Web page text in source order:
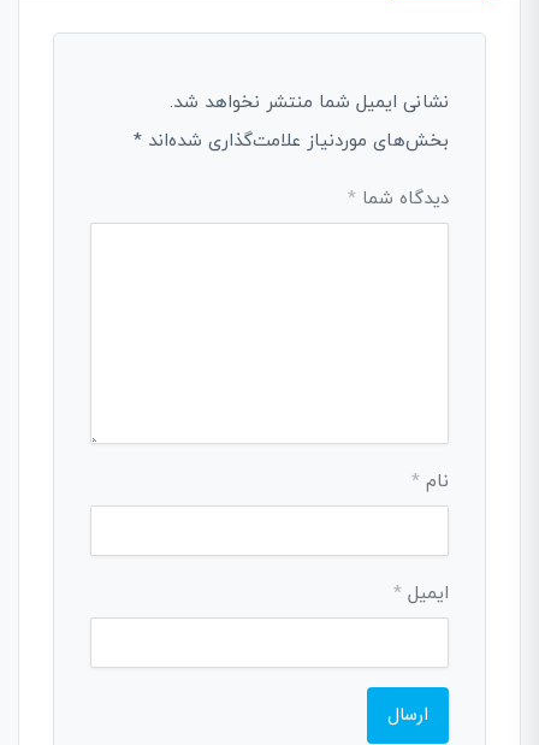
نشانی ایمیل شما منتشر نخواهد شد.
بخش‌های موردنیاز علامت‌گذاری شده‌اند *
دیدگاه شما *
نام *
ایمیل *